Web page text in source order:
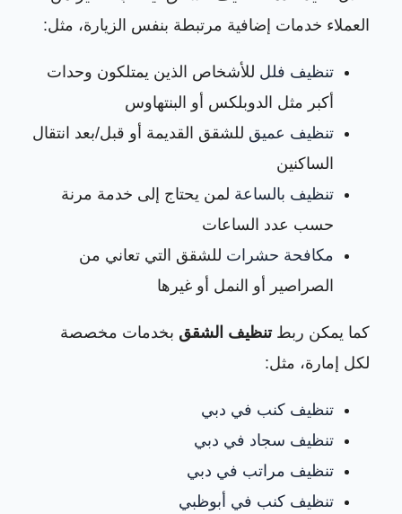
العملاء خدمات إضافية مرتبطة بنفس الزيارة، مثل:
تنظيف فلل للأشخاص الذين يمتلكون وحدات
أكبر مثل الدوبلكس أو البنتهاوس
تنظيف عميق للشقق القديمة أو قبل/بعد انتقال
الساكنين
تنظيف بالساعة لمن يحتاج إلى خدمة مرنة
حسب عدد الساعات
مكافحة حشرات للشقق التي تعاني من
الصراصير أو النمل أو غيرها
كما يمكن ربطتنظيف الشقق بخدمات مخصصة
لكل إمارة، مثل:
تنظيف كنب في دبي
تنظيف سجاد في دبي
تنظيف مراتب في دبي
تنظيف كنب في أبوظبي